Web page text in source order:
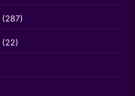
(287)
(22)